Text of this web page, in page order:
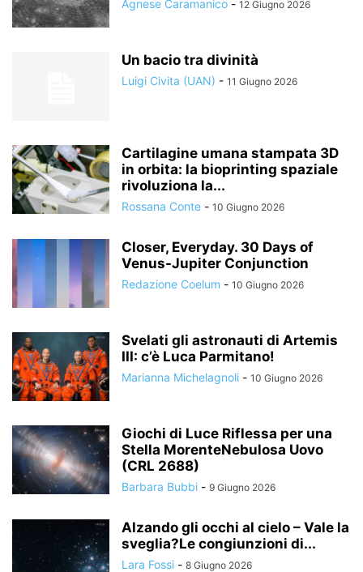
Agnese Caramanico - 12 Giugno 2026
Un bacio tra divinità
Luigi Civita (UAN) - 11 Giugno 2026
Cartilagine umana stampata 3D
in orbita: la bioprinting spaziale
rivoluziona la...
Rossana Conte - 10 Giugno 2026
Closer, Everyday. 30 Days of
Venus-Jupiter Conjunction
Redazione Coelum - 10 Giugno 2026
Svelati gli astronauti di Artemis
III: c’è Luca Parmitano!
Marianna Michelagnoli - 10 Giugno 2026
Giochi di Luce Riflessa per una
Stella MorenteNebulosa Uovo
(CRL 2688)
Barbara Bubbi - 9 Giugno 2026
Alzando gli occhi al cielo – Vale la
sveglia?Le congiunzioni di...
Lara Fossi - 8 Giugno 2026